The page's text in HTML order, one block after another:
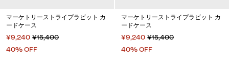
マーケトリーストライプラビット カ
ードケース
¥9,240 ¥15,400
40% OFF
マーケトリーストライプラビット カ
ードケース
¥9,240 ¥15,400
40% OFF